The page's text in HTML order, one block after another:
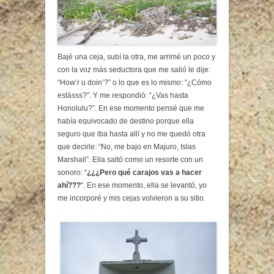
Bajé una ceja, subí la otra, me arrimé un poco y
con la voz más seductora que me salió le dije:
“How’r u doin’?” o lo que es lo mismo: “¿Cómo
estásss?”. Y me respondió: “¿Vas hasta
Honolulu?”. En ese momento pensé que me
había equivocado de destino porque ella
seguro que iba hasta allí y no me quedó otra
que decirle: “No, me bajo en Majuro, Islas
Marshall”. Ella saltó como un resorte con un
sonoro: “¿¿¿Pero qué carajos vas a hacer
ahí???“. En ese momento, ella se levantó, yo
me incorporé y mis cejas volvieron a su sitio.